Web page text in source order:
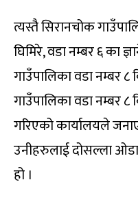
त्यस्तै सिरानचोक
घिमिरे, वडा नम्बर ६ का
गाउँपालिका वडा नम्बर
गाउँपालिका वडा नम्बर
गरिएको कार्यालयले
उनीहरुलाई दोसल्ला
हो ।